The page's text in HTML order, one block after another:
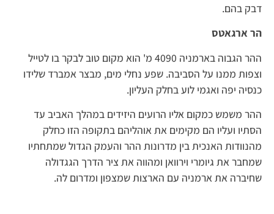
דבק בהם.
הר ארגאטס
ההר הגבוה בארמניה 4090 מ' הוא מקום טוב לבקר בו לטייל
וצפות ממנו על הסביבה. שפע נחלי מים, מבצר אמברד שלידו
כנסיה יפה ואגמי לוע בחלק העליון.
ההר משמש כמקום אליו הרועים היזידים במהלך האביב עד
הסתיו ועליו הם מקימים את אוהליהם בתקופה הזו כחלק
מהנוודות האנכית בין מדרונות ההר והעמק הגדול שמתחתיו
שמחבר את גיומרי וירוואן ומהווה את ציר הדרך הגגדולה
שחיברה את ארמניה עם הארצות שמצפון ומדרום לה.